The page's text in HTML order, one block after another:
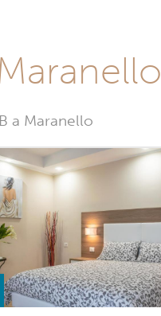
a Maranello